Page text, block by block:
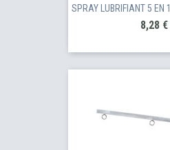
SPRAY LUBRIFIANT 5 EN
Prix
8,28 €